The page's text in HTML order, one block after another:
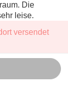
Die
leise.
Hilfreich(
versendet